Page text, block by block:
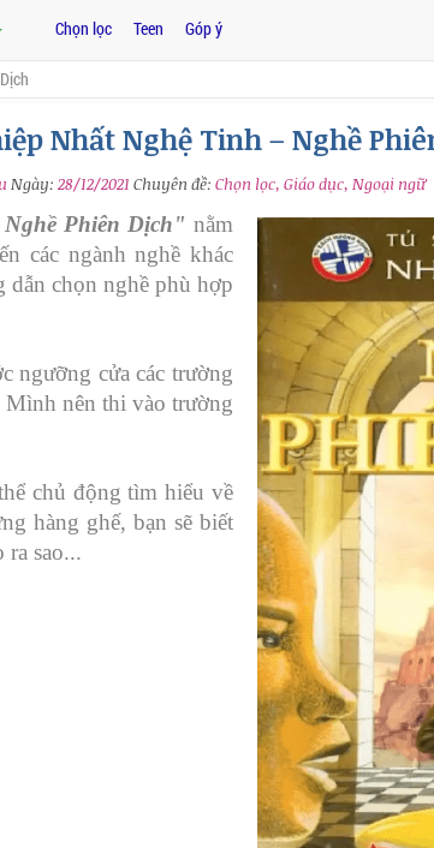
Chọn lọc Teen Góp ý
Nhất Nghệ Tinh – Nghề
Ngày: 28/12/2021 Chuyên đề: Chọn lọc, Giáo dục, Ngoại ngữ
Phiên Dịch" nằm
các ngành nghề khác
dẫn chọn nghề phù hợp
ngưỡng cửa các trường
Mình nên thi vào trường
chủ động tìm hiểu về
hàng ghế, bạn sẽ biết
sao...